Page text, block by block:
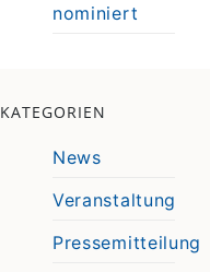
nominiert
KATEGORIEN
News
Veranstaltung
Pressemitteilung